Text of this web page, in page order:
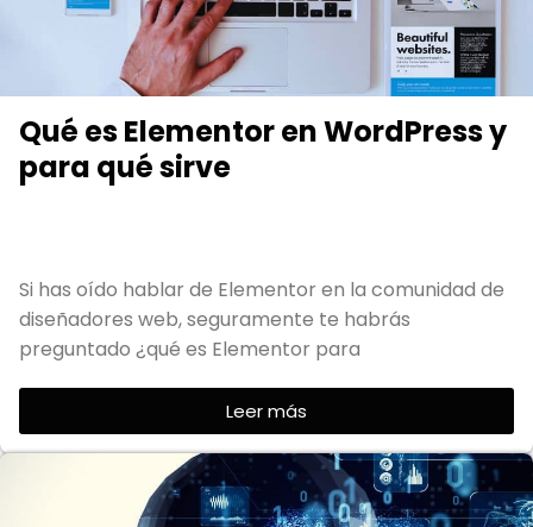
Qué es Elementor en WordPress y
para qué sirve
Si has oído hablar de Elementor en la comunidad de
diseñadores web, seguramente te habrás
preguntado ¿qué es Elementor para
Leer más